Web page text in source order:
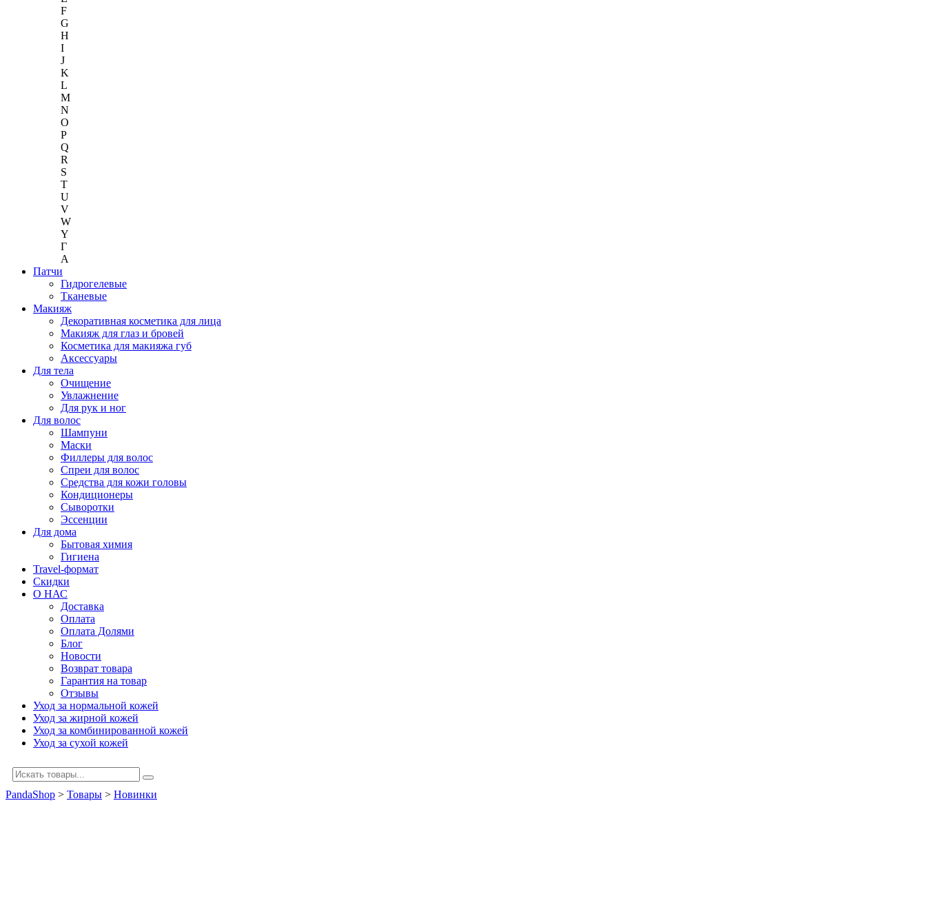
F
G
H
I
J
K
L
M
N
O
P
Q
R
S
T
U
V
W
Y
Г
A
Патчи
Гидрогелевые
Тканевые
Макияж
Декоративная косметика для лица
Макияж для глаз и бровей
Косметика для макияжа губ
Аксессуары
Для тела
Очищение
Увлажнение
Для рук и ног
Для волос
Шампуни
Маски
Филлеры для волос
Спреи для волос
Средства для кожи головы
Кондиционеры
Сыворотки
Эссенции
Для дома
Бытовая химия
Гигиена
Travel-формат
Скидки
О НАС
Доставка
Оплата
Оплата Долями
Блог
Новости
Возврат товара
Гарантия на товар
Отзывы
Уход за нормальной кожей
Уход за жирной кожей
Уход за комбинированной кожей
Уход за сухой кожей
PandaShop > Товары > Новинки